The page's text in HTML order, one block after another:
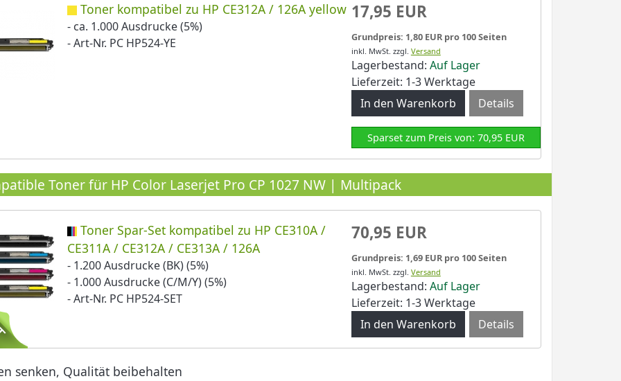
Toner kompatibel zu HP CE312A / 126A yellow
- ca. 1.000 Ausdrucke (5%)
- Art-Nr. PC HP524-YE
17,95 EUR
Grundpreis: 1,80 EUR pro 100 Seiten
inkl. MwSt. zzgl. Versand
Lagerbestand: Auf Lager
Lieferzeit: 1-3 Werktage
Details
Sparset zum Preis von: 70,95 EUR
Toner für HP Color Laserjet Pro CP 1027 NW | Multipack
Toner Spar-Set kompatibel zu HP CE310A /
CE311A / CE312A / CE313A / 126A
- 1.200 Ausdrucke (BK) (5%)
- 1.000 Ausdrucke (C/M/Y) (5%)
- Art-Nr. PC HP524-SET
70,95 EUR
Grundpreis: 1,69 EUR pro 100 Seiten
inkl. MwSt. zzgl. Versand
Lagerbestand: Auf Lager
Lieferzeit: 1-3 Werktage
Details
senken, Qualität beibehalten